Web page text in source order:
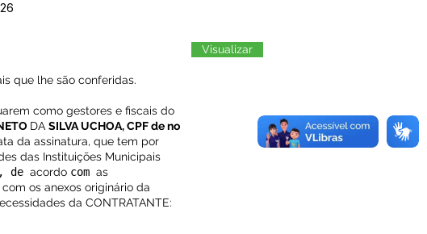
que lhe são conferidas.
como gestores e fiscais do
DA SILVA UCHOA, CPF de no
da assinatura, que tem por
das Instituições Municipais
de acordo com as
os anexos originário da
da CONTRATANTE:
Visualizar